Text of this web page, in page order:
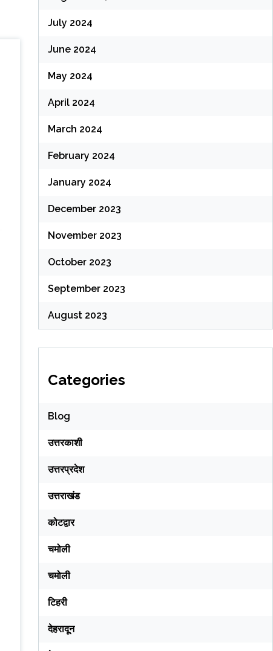
July 2024
June 2024
May 2024
April 2024
March 2024
February 2024
January 2024
December 2023
November 2023
October 2023
September 2023
August 2023
Categories
Blog
उत्तरकाशी
उत्तरप्रदेश
उत्तराखंड
कोटद्वार
चमोली
चमोली
टिहरी
देहरादून